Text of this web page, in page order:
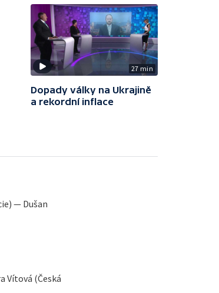
27 min
Dopady války na Ukrajině
a rekordní inflace
— Dušan
Vítová (Česká